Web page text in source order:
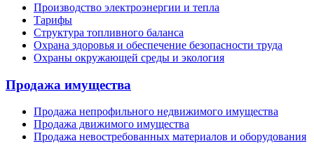
Производство электроэнергии и тепла
Тарифы
Структура топливного баланса
Охрана здоровья и обеспечение безопасности труда
Охраны окружающей среды и экология
Продажа имущества
Продажа непрофильного недвижимого имущества
Продажа движимого имущества
Продажа невостребованных материалов и оборудования